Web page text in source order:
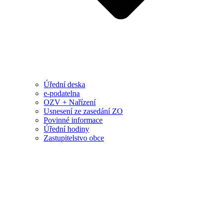
Úřední deska
e-podatelna
OZV + Nařízení
Usnesení ze zasedání ZO
Povinné informace
Úřední hodiny
Zastupitelstvo obce